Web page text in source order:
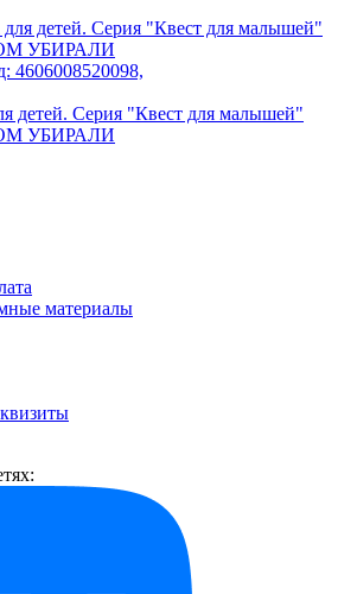
4606008520098,
детей. Серия "Квест для малышей"
УБИРАЛИ
материалы